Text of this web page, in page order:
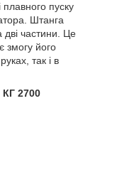
пуску
Штанга
дві частини. Це
змогу його
так і в
КГ 2700